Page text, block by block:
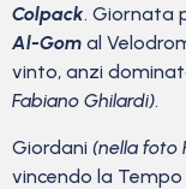
Colpack. Giornata
Al-Gom al
vinto, anzi
Fabiano Ghilardi).
Giordani (nella foto
vincendo la